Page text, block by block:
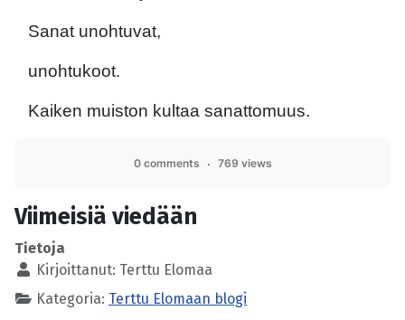
Sanat unohtuvat,
unohtukoot.
Kaiken muiston kultaa sanattomuus.
0 comments 769 views
Viimeisiä viedään
Tietoja
Kirjoittanut: Terttu Elomaa
Kategoria: Terttu Elomaan blogi